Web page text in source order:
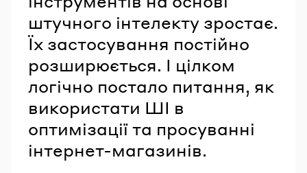
штучного інтелекту зростає.
Їх застосування постійно
розширюється. І цілком
логічно постало питання, як
використати ШІ в
оптимізації та просуванні
інтернет-магазинів.